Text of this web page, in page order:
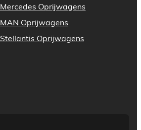
Mercedes Oprijwagens
MAN Oprijwagens
Stellantis Oprijwagens